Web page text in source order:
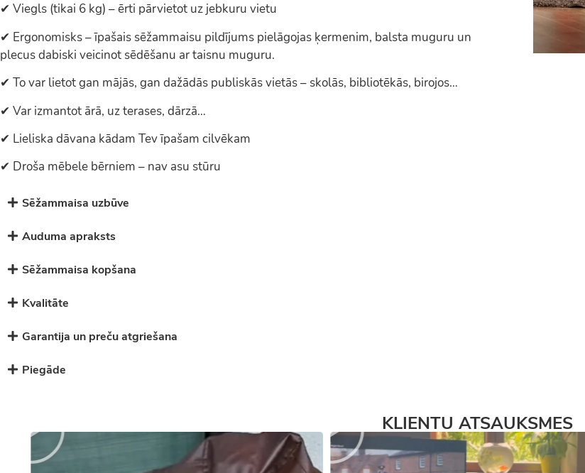
✔ Viegls (tikai 6 kg) – ērti pārvietot uz jebkuru vietu
✔ Ergonomisks – īpašais sēžammaisu pildījums pielāgojas ķermenim, balsta muguru un
plecus dabiski veicinot sēdēšanu ar taisnu muguru.
✔ To var lietot gan mājās, gan dažādās publiskās vietās – skolās, bibliotēkās, birojos…
✔ Var izmantot ārā, uz terases, dārzā…
✔ Lieliska dāvana kādam Tev īpašam cilvēkam
✔ Droša mēbele bērniem – nav asu stūru
Sēžammaisa uzbūve
Auduma apraksts
Sēžammaisa kopšana
Kvalitāte
Garantija un preču atgriešana
Piegāde
KLIENTU ATSAUKSMES